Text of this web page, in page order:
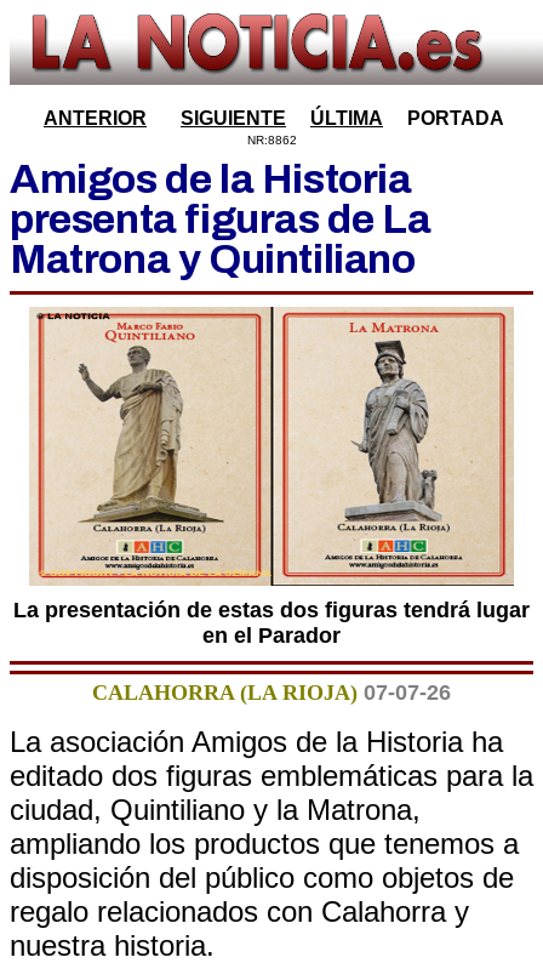
ANTERIOR SIGUIENTE ÚLTIMA PORTADA
NR:8862
Amigos de la Historia
presenta figuras de La
Matrona y Quintiliano
La presentación de estas dos figuras tendrá lugar
en el Parador
CALAHORRA (LA RIOJA) 07-07-26
La asociación Amigos de la Historia ha
editado dos figuras emblemáticas para la
ciudad, Quintiliano y la Matrona,
ampliando los productos que tenemos a
disposición del público como objetos de
regalo relacionados con Calahorra y
nuestra historia.